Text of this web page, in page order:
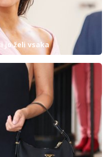
jo želi vsaka